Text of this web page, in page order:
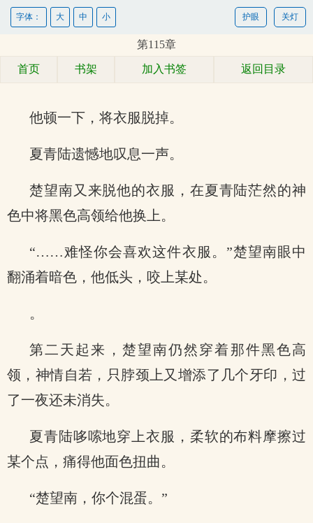
关灯
护眼
字体： 大 中 小
第115章
首页 书架 加入书签 返回目录
他顿一下，将衣服脱掉。
夏青陆遗憾地叹息一声。
楚望南又来脱他的衣服，在夏青陆茫然的神
色中将黑色高领给他换上。
“……难怪你会喜欢这件衣服。”楚望南眼中
翻涌着暗色，他低头，咬上某处。
。
第二天起来，楚望南仍然穿着那件黑色高
领，神情自若，只脖颈上又增添了几个牙印，过
了一夜还未消失。
夏青陆哆嗦地穿上衣服，柔软的布料摩擦过
某个点，痛得他面色扭曲。
“楚望南，你个混蛋。”